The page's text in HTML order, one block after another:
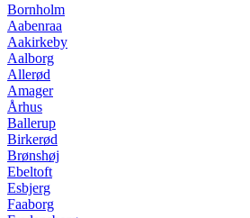
Bornholm
Aabenraa
Aakirkeby
Aalborg
Allerød
Amager
Århus
Ballerup
Birkerød
Brønshøj
Ebeltoft
Esbjerg
Faaborg